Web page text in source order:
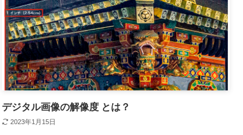
デジタル画像の解像度 とは？
2023年1月15日